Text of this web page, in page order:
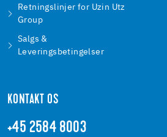
Retningslinjer for Uzin Utz
Group
Salgs &
Leveringsbetingelser
KONTAKT OS
+45 2584 8003